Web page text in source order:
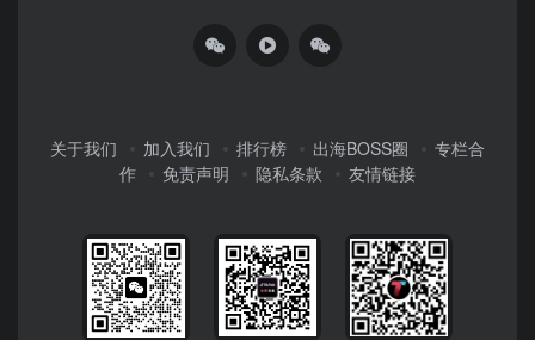
关于我们 加入我们 排行榜 出海BOSS圈
专栏合
作
免责声明 隐私条款 友情链接